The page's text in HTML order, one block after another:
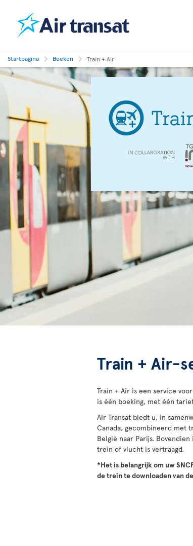
Startpagina Boeken Train + Air
Train + Air-
Train + Air is een service voor
is één boeking, met één
Air Transat biedt u, in
Canada, gecombineerd met
België naar Parijs.
trein of vlucht is vertraagd.
*Het is belangrijk om uw
de trein te downloaden van